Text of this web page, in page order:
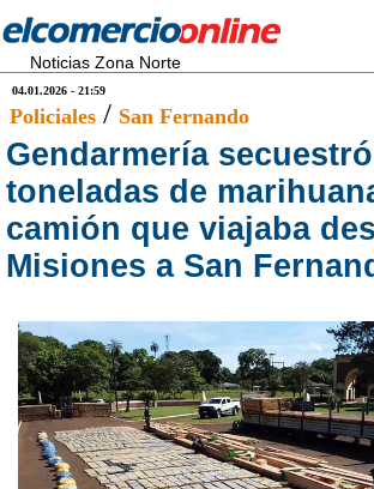
Noticias Zona Norte
04.01.2026 - 21:59
Policiales / San Fernando
Gendarmería
toneladas de
camión que viajaba
Misiones a San